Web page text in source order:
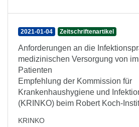
2021-01-04 Zeitschriftenartikel
Anforderungen an die
medizinischen Versorgung von
Patienten
Empfehlung der Kommission für
Krankenhaushygiene und
(KRINKO) beim Robert Koch-
KRINKO